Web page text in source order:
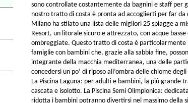
sono controllate costantemente da bagnini e staff per
nostro tratto di costa è pronta ad accoglierti per far
Milano ha stilato una lista delle migliori 25 spiagge a
Resort, un litorale sicuro e attrezzato, con acque
ombreggiate. Questo tratto di costa è
famiglie con bambini che, grazie alla sabbia fine,
integrante della macchia mediterranea, una delle
concedersi un po’ di riposo all’ombra delle chiome
La Piscina Laguna: per adulti e bambini, la più grande
cascata e isolotto. La Piscina Semi Olimpionica:
ridotta i bambini potranno divertirsi nel massimo della